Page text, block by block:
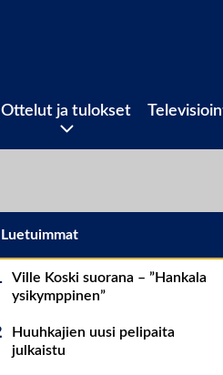
Ottelut ja tulokset
Luetuimmat
Ville Koski suorana – ”Hankala
ysikymppinen”
Huuhkajien uusi pelipaita
julkaistu